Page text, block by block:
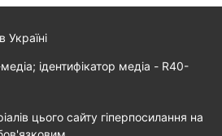
ідентифікатор медіа - R40-
цього сайту гіперпосилання на